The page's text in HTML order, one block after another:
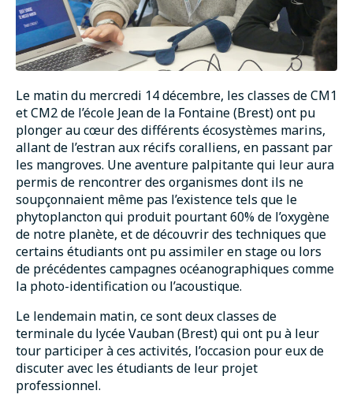
Le matin du mercredi 14 décembre, les classes de CM1
et CM2 de l’école Jean de la Fontaine (Brest) ont pu
plonger au cœur des différents écosystèmes marins,
allant de l’estran aux récifs coralliens, en passant par
les mangroves. Une aventure palpitante qui leur aura
permis de rencontrer des organismes dont ils ne
soupçonnaient même pas l’existence tels que le
phytoplancton qui produit pourtant 60% de l’oxygène
de notre planète, et de découvrir des techniques que
certains étudiants ont pu assimiler en stage ou lors
de précédentes campagnes océanographiques comme
la photo-identification ou l’acoustique.
Le lendemain matin, ce sont deux classes de
terminale du lycée Vauban (Brest) qui ont pu à leur
tour participer à ces activités, l’occasion pour eux de
discuter avec les étudiants de leur projet
professionnel.